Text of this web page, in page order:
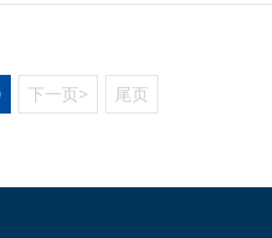
下一页> 尾页